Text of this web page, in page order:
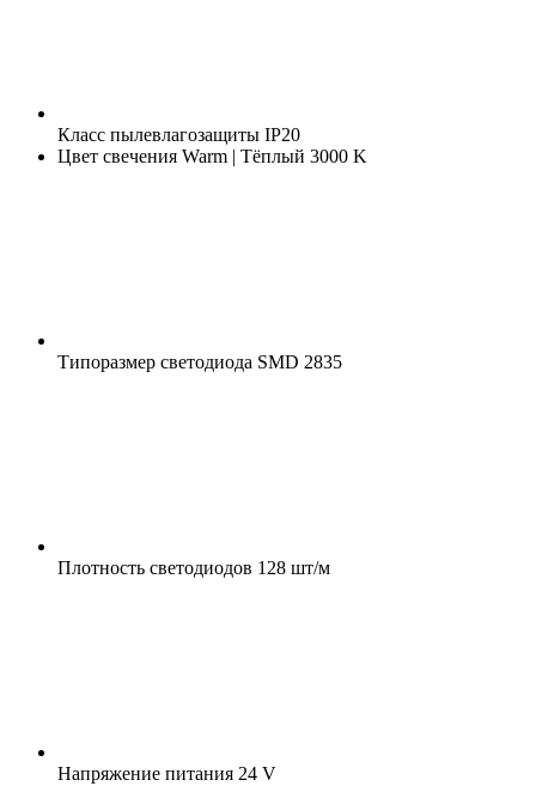
Класс пылевлагозащиты IP20
Цвет свечения Warm | Тёплый 3000 K
Типоразмер светодиода SMD 2835
Плотность светодиодов 128 шт/м
Напряжение питания 24 V